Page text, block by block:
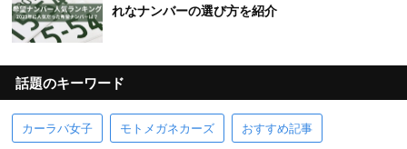
れなナンバーの選び方を紹介
話題のキーワード
カーラバ女子 モトメガネカーズ おすすめ記事